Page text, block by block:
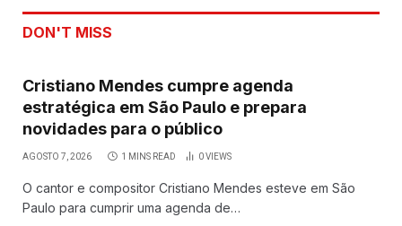
DON'T MISS
Cristiano Mendes cumpre agenda
estratégica em São Paulo e prepara
novidades para o público
AGOSTO 7, 2026 1 MINS READ 0VIEWS
O cantor e compositor Cristiano Mendes esteve em São
Paulo para cumprir uma agenda de…